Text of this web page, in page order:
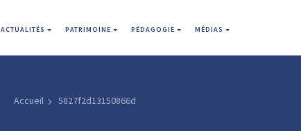
ACTUALITÉS PATRIMOINE PÉDAGOGIE MÉDIAS
Accueil 5827f2d13150866d